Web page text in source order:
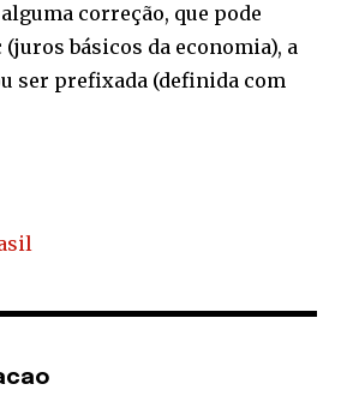
correção, que pode
básicos da economia), a
ser prefixada (definida com